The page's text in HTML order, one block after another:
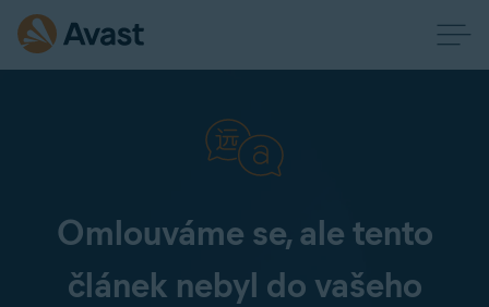
Omlouváme se, ale tento
článek nebyl do vašeho